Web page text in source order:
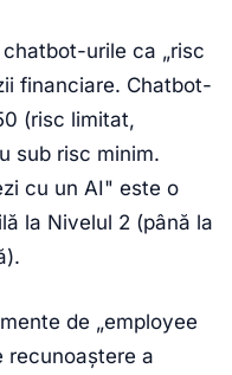
urile ca „risc
financiare. Chatbot-
(risc limitat,
sub risc minim.
cu un AI" este o
la Nivelul 2 (până la
de „employee
recunoaștere a